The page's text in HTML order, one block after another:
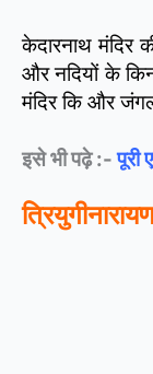
केदारनाथ मंदिर
और नदियों के
मंदिर कि और
इसे भी पढ़े :-पूरी